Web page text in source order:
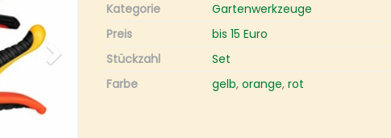
Kategorie
Gartenwerkzeuge
Preis
bis 15 Euro
Stückzahl
Set
Farbe
gelb, orange, rot